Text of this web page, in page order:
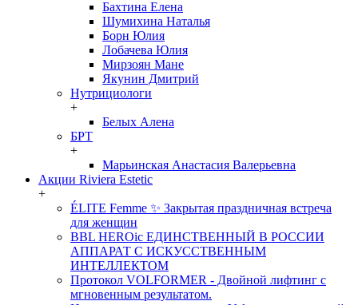
Бахтина Елена
Шумихина Наталья
Борн Юлия
Лобачева Юлия
Мирзоян Мане
Якунин Дмитрий
Нутрициологи
+
Белых Алена
БРТ
+
Марьинская Анастасия Валерьевна
Акции Riviera Estetic
+
ÉLITE Femme ✨ Закрытая праздничная встреча
для женщин
BBL HEROic ЕДИНСТВЕННЫЙ В РОССИИ
АППАРАТ С ИСКУССТВЕННЫМ
ИНТЕЛЛЕКТОМ
Протокол VOLFORMER - Двойной лифтинг с
мгновенным результатом.